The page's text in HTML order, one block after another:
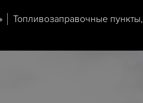
Топливозаправочные